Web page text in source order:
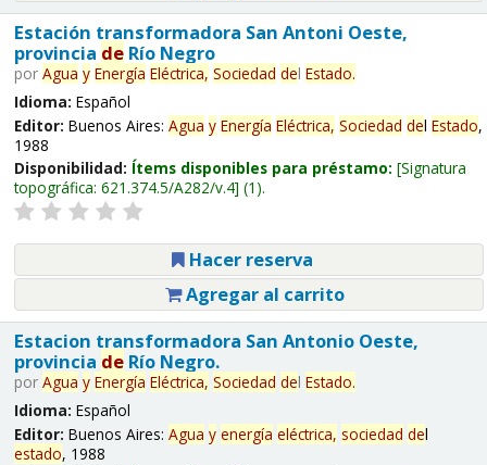
Estación transformadora San Antoni Oeste,
provincia deRío Negro
por Agua y Energía Eléctrica, Sociedad del Estado.
Idioma: Español
Editor: Buenos Aires: Agua y Energía Eléctrica, Sociedad del Estado,
1988
Disponibilidad: Ítems disponibles para préstamo: Signatura
topográfica: 621.374.5/A282/v.4 (1).
Hacer reserva
Agregar al carrito
Estacion transformadora San Antonio Oeste,
provincia deRío Negro.
por Agua y Energía Eléctrica, Sociedad del Estado.
Idioma: Español
Editor: Buenos Aires: Agua y energía eléctrica, sociedad del
estado, 1988